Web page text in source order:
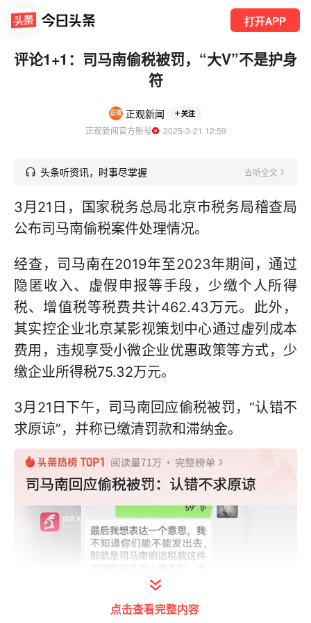
打开APP
评论1+1：司马南偷税被罚，“大V”不是护身
符
正观新闻 关注
正观新闻官方账号
  2025-3-21 12:59
头条听资讯，时事尽掌握 去听全文
3月21日，国家税务总局北京市税务局稽查局
公布司马南偷税案件处理情况。
经查，司马南在2019年至2023年期间，通过
隐匿收入、虚假申报等手段，少缴个人所得
税、增值税等税费共计462.43万元。此外，
其实控企业北京某影视策划中心通过虚列成本
费用，违规享受小微企业优惠政策等方式，少
缴企业所得税75.32万元。
3月21日下午，司马南回应偷税被罚，“认错不
求原谅”，并称已缴清罚款和滞纳金。
点击查看完整内容